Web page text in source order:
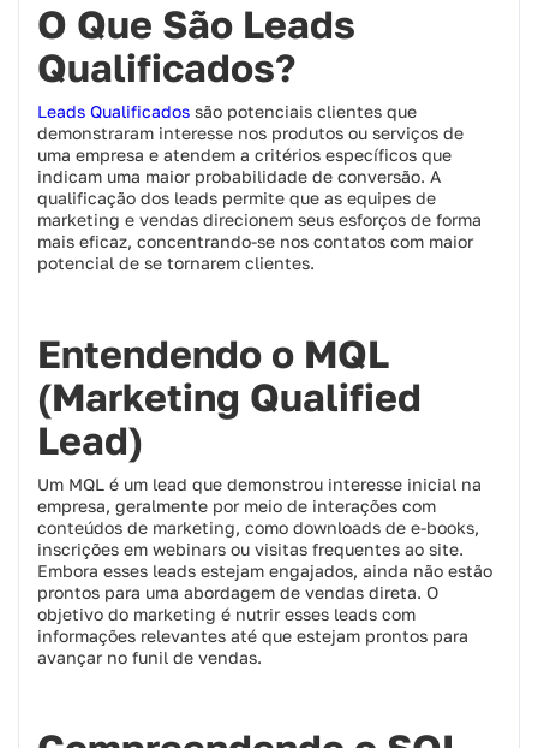
O Que São Leads
Qualificados?
Leads Qualificados são potenciais clientes que
demonstraram interesse nos produtos ou serviços de
uma empresa e atendem a critérios específicos que
indicam uma maior probabilidade de conversão. A
qualificação dos leads permite que as equipes de
marketing e vendas direcionem seus esforços de forma
mais eficaz, concentrando-se nos contatos com maior
potencial de se tornarem clientes.
Entendendo o MQL
(Marketing Qualified
Lead)
Um MQL é um lead que demonstrou interesse inicial na
empresa, geralmente por meio de interações com
conteúdos de marketing, como downloads de e-books,
inscrições em webinars ou visitas frequentes ao site.
Embora esses leads estejam engajados, ainda não estão
prontos para uma abordagem de vendas direta. O
objetivo do marketing é nutrir esses leads com
informações relevantes até que estejam prontos para
avançar no funil de vendas.